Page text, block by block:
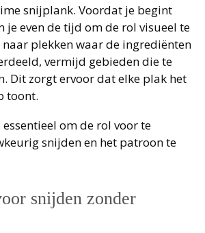
snijplank. Voordat je begint
je even de tijd om de rol visueel te
naar plekken waar de ingrediënten
vermijd gebieden die te
Dit zorgt ervoor dat elke plak het
toont.
om de rol voor te
snijden en het patroon te
snijden zonder